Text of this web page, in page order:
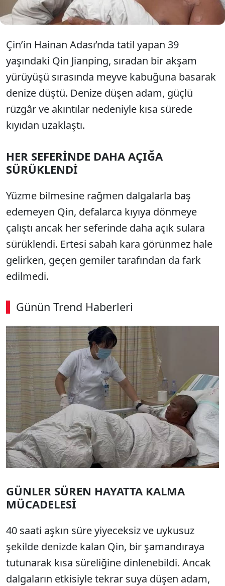
bildirildi.
Çin’in Hainan Adası’nda tatil yapan 39
yaşındaki Qin Jianping, sıradan bir akşam
yürüyüşü sırasında meyve kabuğuna basarak
denize düştü. Denize düşen adam, güçlü
rüzgâr ve akıntılar nedeniyle kısa sürede
kıyıdan uzaklaştı.
HER SEFERİNDE DAHA AÇIĞA
SÜRÜKLENDİ
Yüzme bilmesine rağmen dalgalarla baş
edemeyen Qin, defalarca kıyıya dönmeye
çalıştı ancak her seferinde daha açık sulara
sürüklendi. Ertesi sabah kara görünmez hale
gelirken, geçen gemiler tarafından da fark
edilmedi.
Günün Trend Haberleri
GÜNLER SÜREN HAYATTA KALMA
MÜCADELESİ
40 saati aşkın süre yiyeceksiz ve uykusuz
şekilde denizde kalan Qin, bir şamandıraya
tutunarak kısa süreliğine dinlenebildi. Ancak
dalgaların etkisiyle tekrar suya düşen adam,